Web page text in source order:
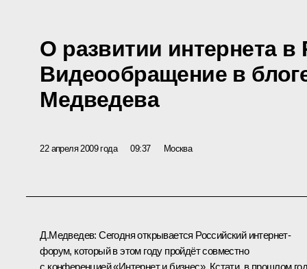
О развитии интернета в
Видеообращение в
Медведева
22 апреля 2009 года 09:37 Москва
Д.Медведев: Сегодня открывается Российский интернет-
форум, который в этом году пройдёт совместно